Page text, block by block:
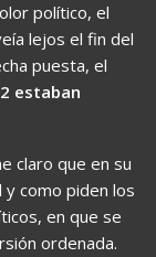
político, el
lejos el fin del
puesta, el
estaban
claro que en su
como piden los
en que se
ordenada.